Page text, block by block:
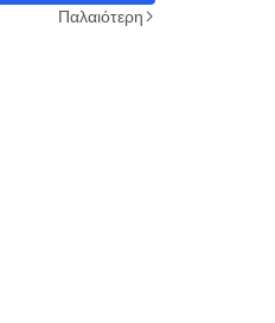
Παλαιότερη